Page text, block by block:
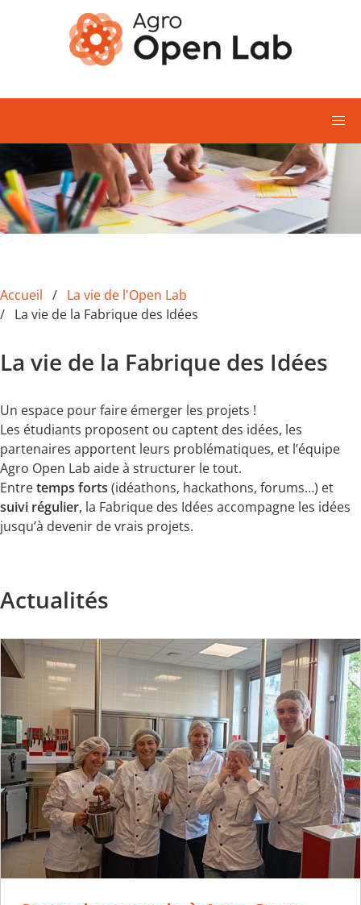
Aller au contenu principal
Accueil
La vie de l'Open Lab
La vie de la Fabrique des Idées
La vie de la Fabrique des Idées
Un espace pour faire émerger les projets !
Les étudiants proposent ou captent des idées, les
partenaires apportent leurs problématiques, et l’équipe
Agro Open Lab aide à structurer le tout.
Entretemps forts (idéathons, hackathons, forums…) et
suivi régulier, la Fabrique des Idées accompagne les idées
jusqu’à devenir de vrais projets.
Actualités